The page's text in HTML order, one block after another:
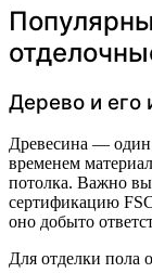
Дерево и его
Древесина —
временем
потолка. Важно
сертификацию
оно добыто
Для отделки пола